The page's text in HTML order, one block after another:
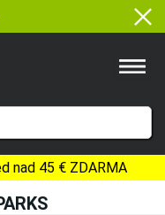
nad 45 € ZDARMA